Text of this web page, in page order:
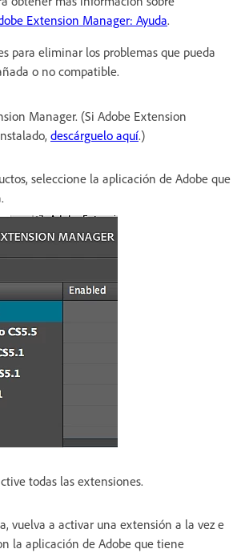
Extension Manager: Ayuda.
para eliminar los problemas que pueda
o no compatible.
Manager. (Si Adobe Extension
descárguelo aquí.)
seleccione la aplicación de Adobe que
todas las extensiones.
vuelva a activar una extensión a la vez e
la aplicación de Adobe que tiene